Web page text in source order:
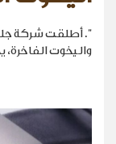
". أطلقت شركة جلف
واليخوت الفاخرة،